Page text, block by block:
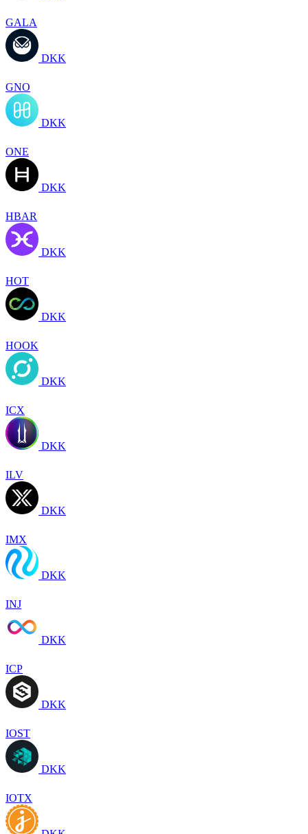
GALA
DKK
GNO
DKK
ONE
DKK
HBAR
DKK
HOT
DKK
HOOK
DKK
ICX
DKK
ILV
DKK
IMX
DKK
INJ
DKK
ICP
DKK
IOST
DKK
IOTX